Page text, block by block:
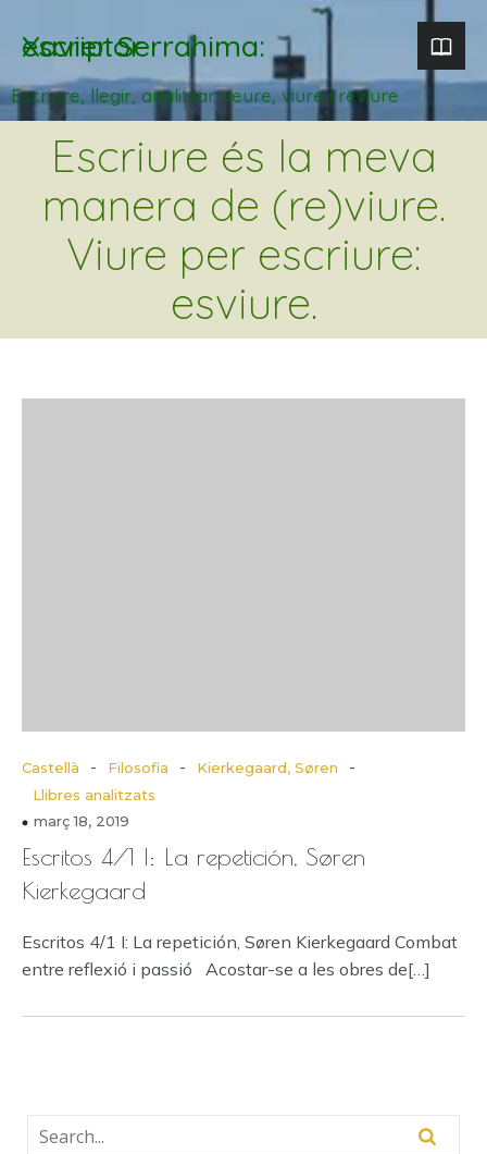
Xavier Serrahima: escriptor
Escriure, llegir, analitzar. veure, viure i reviure
Escriure és la meva
manera de (re)viure.
Viure per escriure:
esviure.
Castellà - Filosofia - Kierkegaard, Søren -
Llibres analitzats
març 18, 2019
Escritos 4/1 I: La repetición, Søren
Kierkegaard
Escritos 4/1 I: La repetición, Søren Kierkegaard Combat
entre reflexió i passió Acostar-se a les obres de[…]